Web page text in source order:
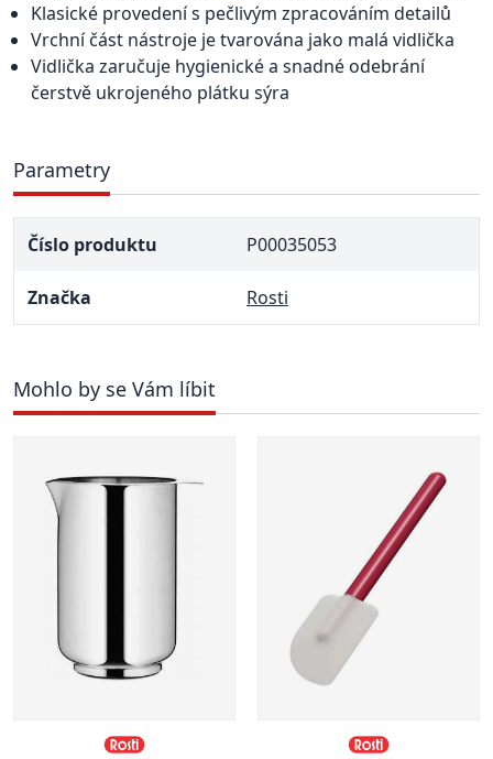
Klasické provedení s pečlivým zpracováním detailů
Vrchní část nástroje je tvarována jako malá vidlička
Vidlička zaručuje hygienické a snadné odebrání
čerstvě ukrojeného plátku sýra
Parametry
Číslo produktu P00035053
Značka Rosti
Mohlo by se Vám líbit